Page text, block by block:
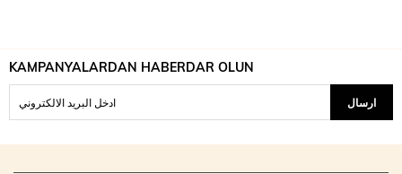
KAMPANYALARDAN HABERDAR OLUN
ارسال